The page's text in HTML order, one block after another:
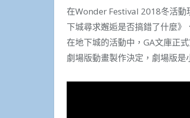
在Wonder Festival 2018冬活動
下城尋求邂逅是否搞錯了什麼
在地下城的活動中，GA文庫正
劇場版動畫製作決定，劇場版